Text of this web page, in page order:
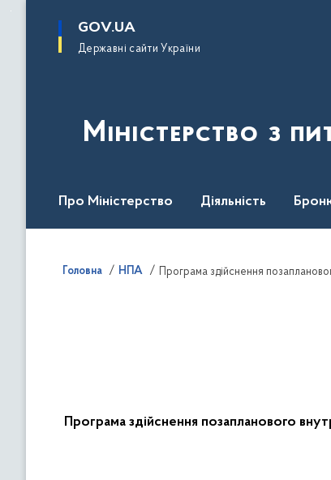
основного
GOV.UA
Державні сайти України
Міністерство з
Про Міністерство Діяльність
Головна НПА
Програма здійснення позапланового